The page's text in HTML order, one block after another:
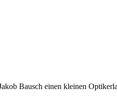
Bausch einen kleinen